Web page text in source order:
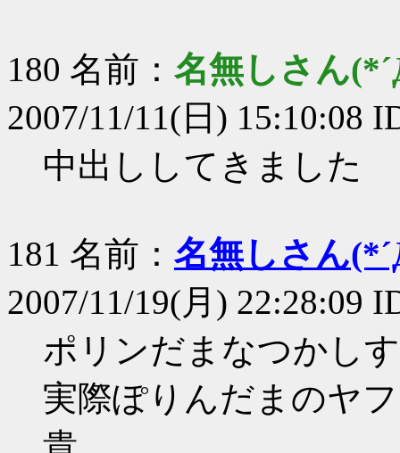
180 名前： 名無しさん
2007/11/11(日) 15:10:08
中出ししてきました
181 名前： 名無しさん
2007/11/19(月) 22:28:09
ポリンだまなつかし
実際ぽりんだまのヤ